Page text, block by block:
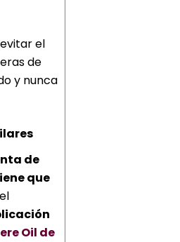
el
de
y nunca
de
que
Oil de